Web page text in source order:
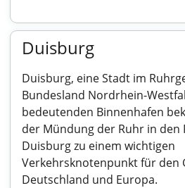
Duisburg
Duisburg, eine Stadt im
Bundesland Nordrhein-
bedeutenden Binnenhafen
der Mündung der Ruhr in den
Duisburg zu einem wichtigen
Verkehrsknotenpunkt für
Deutschland und Europa.